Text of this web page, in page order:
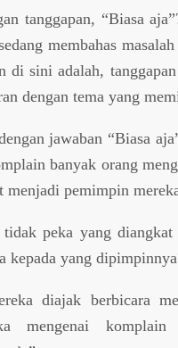
tanggapan, “Biasa
membahas
di sini adalah,
dengan tema yang
jawaban “Biasa
banyak orang
menjadi pemimpin
peka yang
kepada yang
diajak berbicara
mengenai